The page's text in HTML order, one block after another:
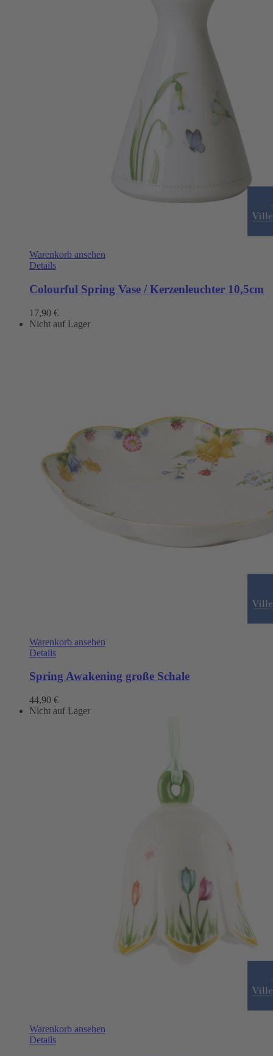
Warenkorb ansehen
Details
Colourful Spring Vase / Kerzenleuchter 10,5cm
17,90 €
Nicht auf Lager
Warenkorb ansehen
Details
Spring Awakening große Schale
44,90 €
Nicht auf Lager
Warenkorb ansehen
Details